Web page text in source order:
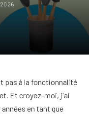
2026
pas à la fonctionnalité
Et croyez-moi, j'ai
en tant que